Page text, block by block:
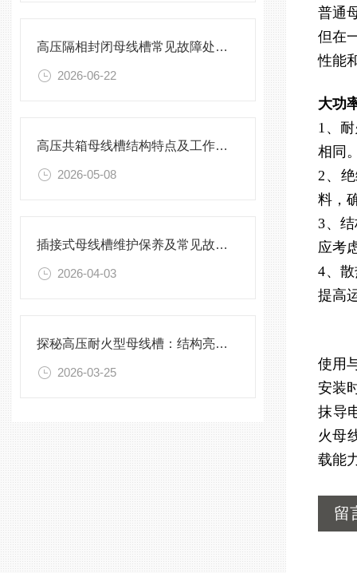
高压隔相封闭母线槽常见故障处理方案
2026-06-22
高压共箱母线槽结构特点及工作原理
2026-05-08
插接式母线槽维护保养及常见故障处理指南
2026-04-03
探秘高压耐火型母线槽：结构亮点与实用效能
2026-03-25
普通
但在
性能
大功
1、
相同
2、
料，
3、
应考
4、
提高
使用
安装
抹导
火母
载能
留